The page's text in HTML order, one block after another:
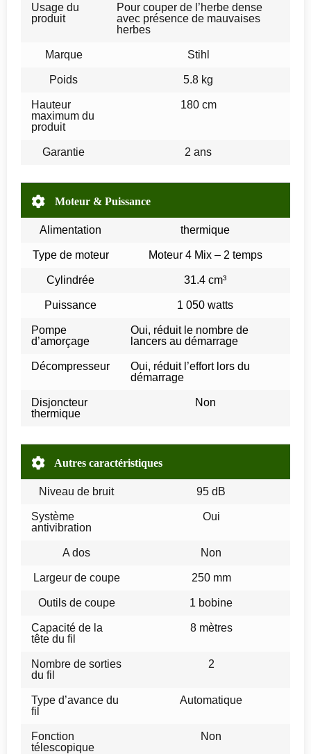
Usage du
produit
Pour couper de l’herbe dense
avec présence de mauvaises
herbes
Marque Stihl
Poids 5.8 kg
Hauteur
maximum du
produit
180 cm
Garantie 2 ans
Moteur & Puissance
Alimentation thermique
Type de moteur Moteur 4 Mix – 2 temps
Cylindrée 31.4 cm³
Puissance 1 050 watts
Pompe
d’amorçage
Oui, réduit le nombre de
lancers au démarrage
Décompresseur
Oui, réduit l’effort lors du
démarrage
Disjoncteur
thermique
Non
Autres caractéristiques
Niveau de bruit 95 dB
Système
antivibration
Oui
A dos Non
Largeur de coupe 250 mm
Outils de coupe 1 bobine
Capacité de la
tête du fil
8 mètres
Nombre de sorties
du fil
2
Type d’avance du
fil
Automatique
Fonction
télescopique
Non